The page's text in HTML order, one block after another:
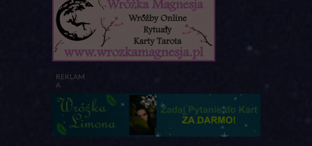
REKLAM
A